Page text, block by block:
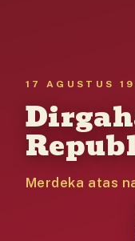
17 AGUSTUS
Merdeka atas